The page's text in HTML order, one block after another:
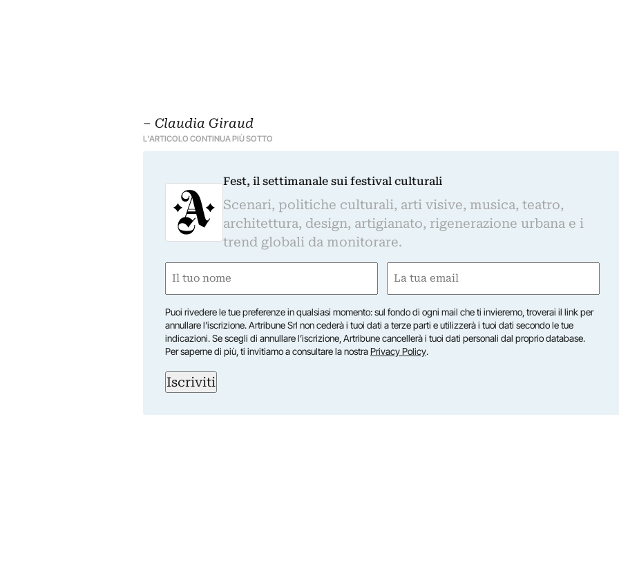
– Claudia Giraud
L'ARTICOLO CONTINUA PIÙ SOTTO
Fest, il settimanale sui festival culturali
Scenari, politiche culturali, arti visive, musica, teatro,
architettura, design, artigianato, rigenerazione urbana e i
trend globali da monitorare.
Nome
Nome
Email
Puoi rivedere le tue preferenze in qualsiasi momento: sul fondo di ogni mail che ti invieremo, troverai il link per
annullare l’iscrizione. Artribune Srl non cederà i tuoi dati a terze parti e utilizzerà i tuoi dati secondo le tue
indicazioni. Se scegli di annullare l’iscrizione, Artribune cancellerà i tuoi dati personali dal proprio database.
Per saperne di più, ti invitiamo a consultare la nostraPrivacy Policy.
Iscriviti